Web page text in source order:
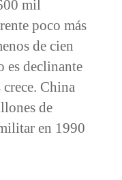
mil
poco más
de cien
es declinante
China
de
en 1990